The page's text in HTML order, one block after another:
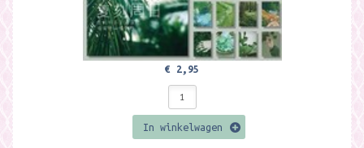
€ 2,95
In winkelwagen